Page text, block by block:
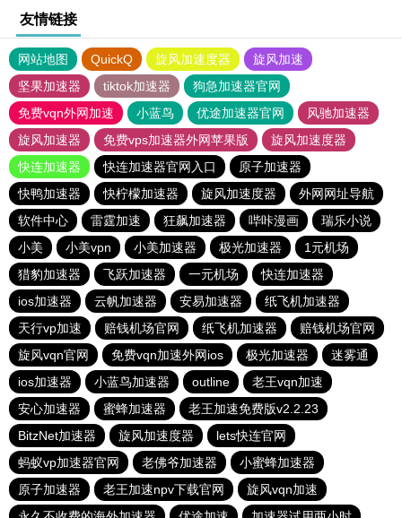
友情链接
网站地图 QuickQ 旋风加速度器
旋风加速
坚果加速器
tiktok加速器
狗急加速器官网
免费vqn外网加速
小蓝鸟 优途加速器官网
风驰加速器
旋风加速器
免费vps加速器外网苹果版
旋风加速度器
快连加速器
快连加速器官网入口
原子加速器
快鸭加速器
快柠檬加速器 旋风加速度器
外网网址导航
软件中心
雷霆加速 狂飙加速器 哔咔漫画
瑞乐小说
小美
小美vpn 小美加速器 极光加速器
1元机场
猎豹加速器
飞跃加速器 一元机场
快连加速器
ios加速器
云帆加速器 安易加速器
纸飞机加速器
天行vp加速
赔钱机场官网 纸飞机加速器
赔钱机场官网
旋风vqn官网
免费vqn加速外网ios 极光加速器
迷雾通
ios加速器
小蓝鸟加速器 outline
老王vqn加速
安心加速器
蜜蜂加速器
老王加速免费版v2.2.23
BitzNet加速器
旋风加速度器
lets快连官网
蚂蚁vp加速器官网
老佛爷加速器
小蜜蜂加速器
原子加速器
老王加速npv下载官网
旋风vqn加速